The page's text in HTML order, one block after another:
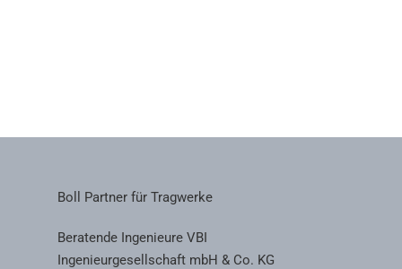
Boll Partner für Tragwerke
Beratende Ingenieure VBI
Ingenieurgesellschaft mbH & Co. KG